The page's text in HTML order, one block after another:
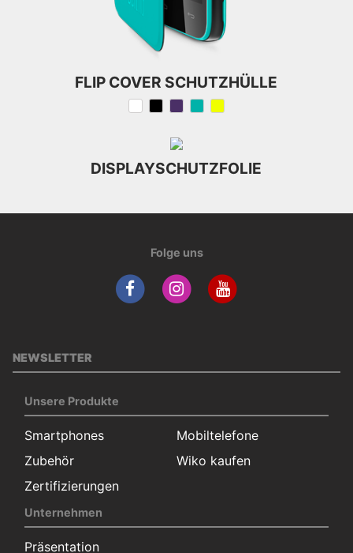
FLIP COVER SCHUTZHÜLLE
DISPLAYSCHUTZFOLIE
Folge uns
NEWSLETTER
Unsere Produkte
Smartphones
Mobiltelefone
Zubehör
Wiko kaufen
Zertifizierungen
Unternehmen
Präsentation